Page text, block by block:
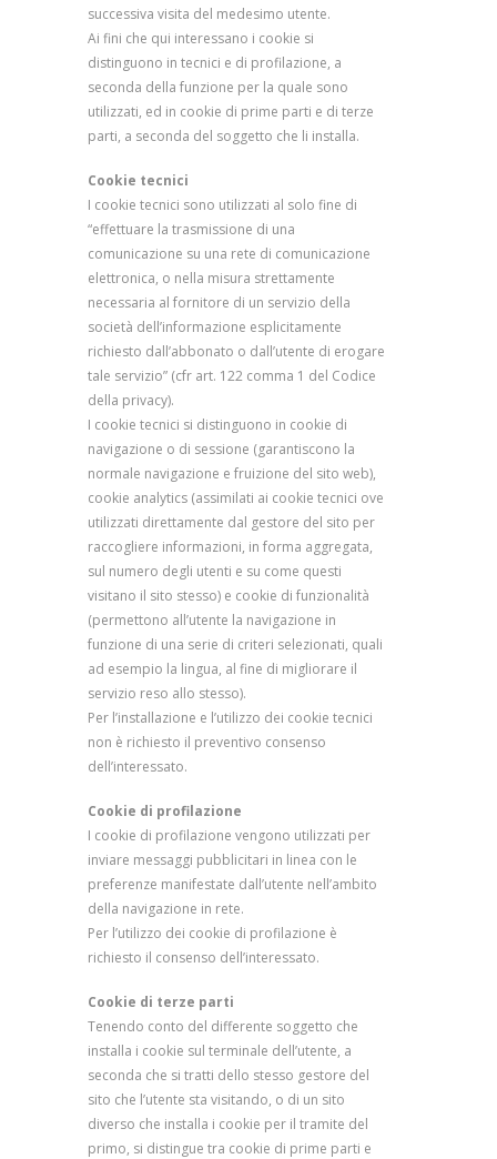
successiva visita del medesimo utente.
Ai fini che qui interessano i cookie si
distinguono in tecnici e di profilazione, a
seconda della funzione per la quale sono
utilizzati, ed in cookie di prime parti e di terze
parti, a seconda del soggetto che li installa.
Cookie tecnici
I cookie tecnici sono utilizzati al solo fine di
“effettuare la trasmissione di una
comunicazione su una rete di comunicazione
elettronica, o nella misura strettamente
necessaria al fornitore di un servizio della
società dell’informazione esplicitamente
richiesto dall’abbonato o dall’utente di erogare
tale servizio” (cfr art. 122 comma 1 del Codice
della privacy).
I cookie tecnici si distinguono in cookie di
navigazione o di sessione (garantiscono la
normale navigazione e fruizione del sito web),
cookie analytics (assimilati ai cookie tecnici ove
utilizzati direttamente dal gestore del sito per
raccogliere informazioni, in forma aggregata,
sul numero degli utenti e su come questi
visitano il sito stesso) e cookie di funzionalità
(permettono all’utente la navigazione in
funzione di una serie di criteri selezionati, quali
ad esempio la lingua, al fine di migliorare il
servizio reso allo stesso).
Per l’installazione e l’utilizzo dei cookie tecnici
non è richiesto il preventivo consenso
dell’interessato.
Cookie di profilazione
I cookie di profilazione vengono utilizzati per
inviare messaggi pubblicitari in linea con le
preferenze manifestate dall’utente nell’ambito
della navigazione in rete.
Per l’utilizzo dei cookie di profilazione è
richiesto il consenso dell’interessato.
Cookie di terze parti
Tenendo conto del differente soggetto che
installa i cookie sul terminale dell’utente, a
seconda che si tratti dello stesso gestore del
sito che l’utente sta visitando, o di un sito
diverso che installa i cookie per il tramite del
primo, si distingue tra cookie di prime parti e